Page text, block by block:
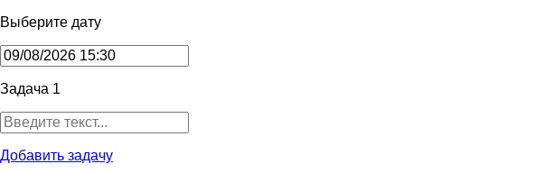
Выберите дату
Задача 1
Добавить задачу